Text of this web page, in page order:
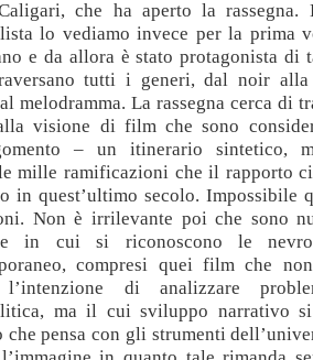
che ha aperto la
lo vediamo invece per la prima
e da allora è stato protagonista di
tutti i generi, dal noir alla
melodramma. La rassegna cerca di
visione di film che sono
– un itinerario sintetico,
mille ramificazioni che il rapporto
in quest’ultimo secolo. Impossibile
Non è irrilevante poi che sono
in cui si riconoscono le
compresi quei film che
l’intenzione di analizzare
ma il cui sviluppo narrativo
che pensa con gli strumenti